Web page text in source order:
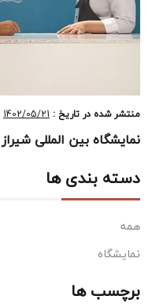
منتشر شده در تاریخ : 1402/05/21
نمایشگاه بین المللی شیراز 2023
دسته بندی ها
همه
نمایشگاه
برچسب ها